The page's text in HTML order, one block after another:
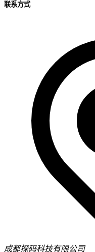
联系方式
成都探码科技有限公司